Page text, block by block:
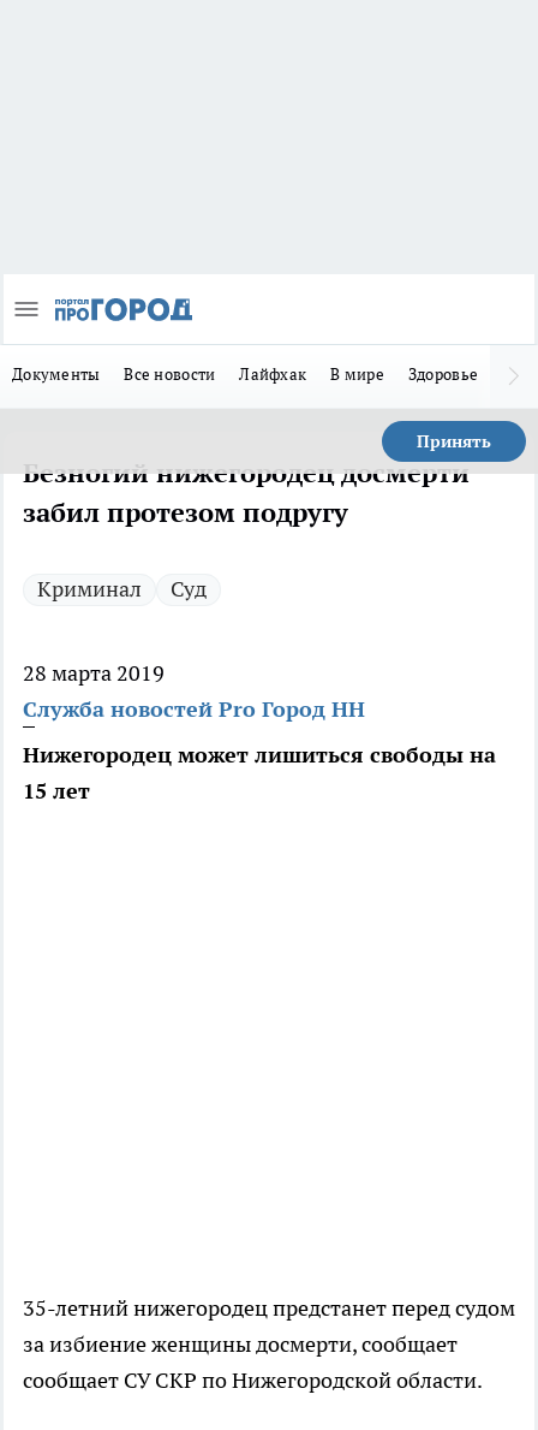
Документы Все новости Лайфхак В мире Здоровье
Принять
Безногий нижегородец досмерти
забил протезом подругу
Криминал Суд
28 марта 2019
Служба новостей Pro Город НН
Нижегородец может лишиться свободы на
15 лет
35-летний нижегородец предстанет перед судом
за избиение женщины досмерти, сообщает
сообщает СУ СКР по Нижегородской области.